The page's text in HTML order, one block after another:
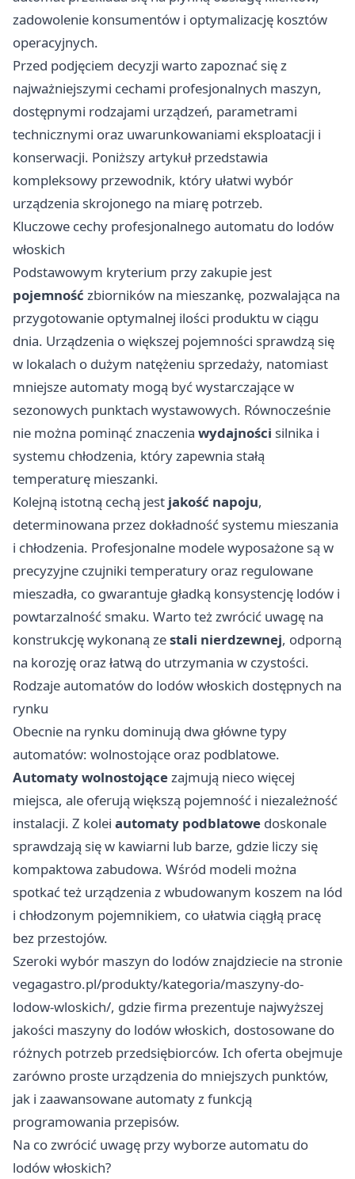
zadowolenie konsumentów i optymalizację kosztów
operacyjnych.
Przed podjęciem decyzji warto zapoznać się z
najważniejszymi cechami profesjonalnych maszyn,
dostępnymi rodzajami urządzeń, parametrami
technicznymi oraz uwarunkowaniami eksploatacji i
konserwacji. Poniższy artykuł przedstawia
kompleksowy przewodnik, który ułatwi wybór
urządzenia skrojonego na miarę potrzeb.
Kluczowe cechy profesjonalnego automatu do lodów
włoskich
Podstawowym kryterium przy zakupie jest
pojemność zbiorników na mieszankę, pozwalająca na
przygotowanie optymalnej ilości produktu w ciągu
dnia. Urządzenia o większej pojemności sprawdzą się
w lokalach o dużym natężeniu sprzedaży, natomiast
mniejsze automaty mogą być wystarczające w
sezonowych punktach wystawowych. Równocześnie
nie można pominąć znaczenia wydajności silnika i
systemu chłodzenia, który zapewnia stałą
temperaturę mieszanki.
Kolejną istotną cechą jest jakość napoju,
determinowana przez dokładność systemu mieszania
i chłodzenia. Profesjonalne modele wyposażone są w
precyzyjne czujniki temperatury oraz regulowane
mieszadła, co gwarantuje gładką konsystencję lodów i
powtarzalność smaku. Warto też zwrócić uwagę na
konstrukcję wykonaną zestali nierdzewnej, odporną
na korozję oraz łatwą do utrzymania w czystości.
Rodzaje automatów do lodów włoskich dostępnych na
rynku
Obecnie na rynku dominują dwa główne typy
automatów: wolnostojące oraz podblatowe.
Automaty wolnostojącezajmują nieco więcej
miejsca, ale oferują większą pojemność i niezależność
instalacji. Z kolei automaty podblatowe doskonale
sprawdzają się w kawiarni lub barze, gdzie liczy się
kompaktowa zabudowa. Wśród modeli można
spotkać też urządzenia z wbudowanym koszem na lód
i chłodzonym pojemnikiem, co ułatwia ciągłą pracę
bez przestojów.
Szeroki wybór maszyn do lodów znajdziecie na stronie
vegagastro.pl/produkty/kategoria/maszyny-do-
lodow-wloskich/, gdzie firma prezentuje najwyższej
jakości maszyny do lodów włoskich, dostosowane do
różnych potrzeb przedsiębiorców. Ich oferta obejmuje
zarówno proste urządzenia do mniejszych punktów,
jak i zaawansowane automaty z funkcją
programowania przepisów.
Na co zwrócić uwagę przy wyborze automatu do
lodów włoskich?